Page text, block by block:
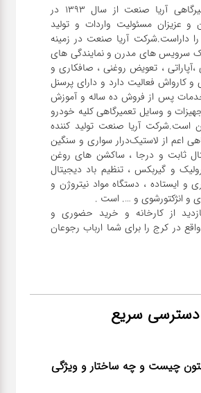
شرکت تجهیزات تعمیرگاهی آریا صنعت از سال ۱۳۹۳ در
عزیزان مسئولیت واردات و تولید
را داراست.شرکت آریا صنعت در زمینه
سرویس های مدرن و نمایندگی های
، تعویض روغنی ، صافکاری و
کارواش فعالیت دارد و دارای پرسنل
پس از فروش ده ساله و آموزش
و وسایل تعمیرگاهی کلیه خودرو
است.شرکت آریا صنعت تولید کننده
اعم از لاستیک‌درار سواری و ‌سنگین
ثابت و درجا ، ساکشن های روغن
و گیربکس ، تنظیم باد دیجیتال
و ایستاده ، دستگاه مواد نیتروژن و
از کارخانه و خرید حضوری و
واقع در کرج را برای شما ارباب رجوعان
دسترسی سریع
چیست و چه ساختار و ویژگی